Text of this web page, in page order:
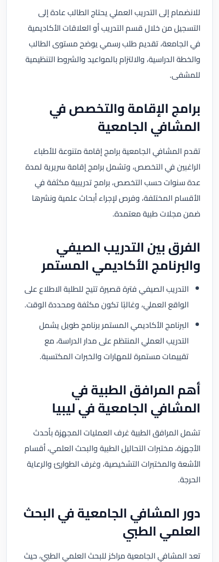
للانضمام إلى التدريب العملي يحتاج الطالب عادة إلى
التسجيل من خلال قسم التدريب أو العلاقات الأكاديمية
في الجامعة، تقديم طلب رسمي يوضح مستوى الطالب
والخطة الدراسية، والالتزام بالمواعيد والشروط التنظيمية
للمشفى.
برامج الإقامة والتخصص في
المشافي الجامعية
تقدم المشافي الجامعية برامج إقامة متنوعة للأطباء
الراغبين في التخصص، وتشمل برامج إقامة سريرية لمدة
عدة سنوات حسب التخصص، برامج تدريبية مكثفة في
الأقسام المختلفة، وفرص لإجراء أبحاث علمية ونشرها
ضمن مجلات طبية معتمدة.
الفرق بين التدريب الصيفي
والبرنامج الأكاديمي المستمر
التدريب الصيفي فترة قصيرة تتيح للطلبة الاطلاع على
الواقع العملي، وغالبًا تكون مكثفة ومحددة الوقت.
البرنامج الأكاديمي المستمر برنامج طويل يشمل
التدريب العملي المنتظم على مدار الدراسة، مع
تقييمات مستمرة للمهارات والخبرات المكتسبة.
أهم المرافق الطبية في
المشافي الجامعية في ليبيا
تشمل المرافق الطبية غرف العمليات المجهزة بأحدث
الأجهزة، مختبرات التحاليل الطبية والبحث العلمي، أقسام
الأشعة والمختبرات التشخيصية، وغرف الطوارئ والرعاية
الحرجة.
دور المشافي الجامعية في البحث
العلمي الطبي
تعد المشافي الجامعية مراكز للبحث العلمي الطبي، حيث